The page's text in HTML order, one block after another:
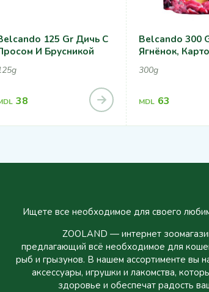
125 Gr Дичь С
И Брусникой
38
Belcando 300
Ягнёнок,
300g
MDL 63
Ищете все необходимое для своего
ZOOLAND — интернет
предлагающий всё необходимое для
рыб и грызунов. В нашем ассортименте вы
аксессуары, игрушки и лакомства,
здоровье и обеспечат радость